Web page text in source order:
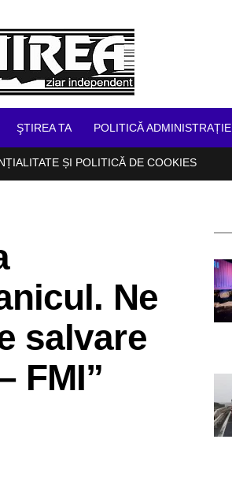
ŞTIREA TA POLITICĂ ADMINISTRAȚIE
ȘI POLITICĂ DE COOKIES
Ne
salvare
FMI”